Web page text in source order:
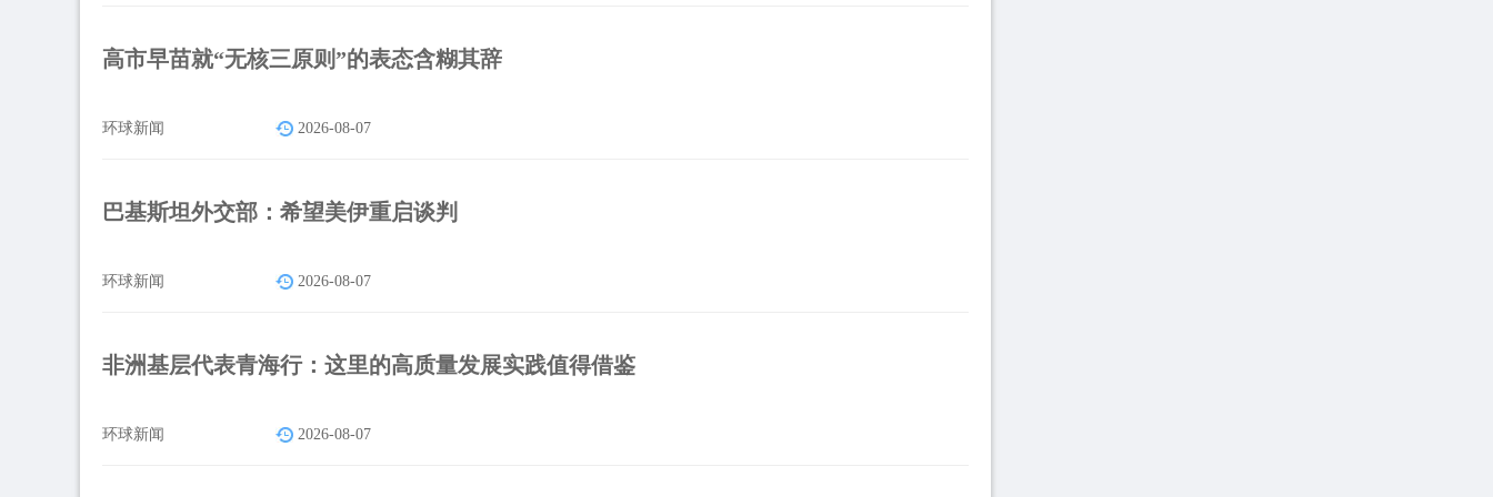
高市早苗就“无核三原则”的表态含糊其辞
环球新闻 2026-08-07
巴基斯坦外交部：希望美伊重启谈判
环球新闻 2026-08-07
非洲基层代表青海行：这里的高质量发展实践值得借鉴
环球新闻 2026-08-07